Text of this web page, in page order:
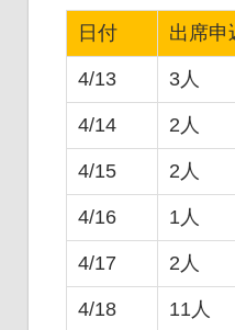
日付 出席申
4/13 3人
4/14 2人
4/15 2人
4/16 1人
4/17 2人
4/18 11人